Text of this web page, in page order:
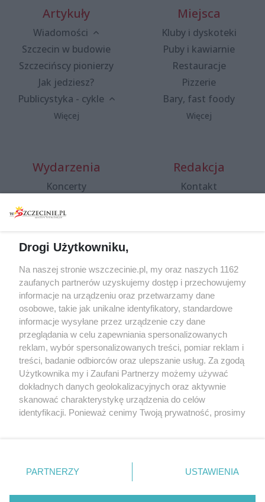
Artykuły
Wiadomości
Szczecin w budowie
Szczecińscy pionierzy
Jak jedziesz?
Publicystyka - cykle
Więcej
Miejsca
Kluby i dyskoteki
Puby i kawiarnie
Restauracje
Pizzerie
Bary, fast foody
Więcej
Wydarzenia
Koncerty
Spacery i oprowadzania
targi
Wernisaże
Więcej
Redakcja
Kontakt
Specjalny koncert z okazji
20. urodzin portalu
wSzczecinie.pl
Regulamin konkursów
śniadaniówka "Hej
Szczecin! Jest piątek!"
Partnerzy
Praca Szczecin
© 2026 wSzczecinie.pl
Drogi Użytkowniku,
Na naszej stronie wszczecinie.pl, my oraz naszych 1162
zaufanych partnerów uzyskujemy dostęp i przechowujemy
informacje na urządzeniu oraz przetwarzamy dane
osobowe, takie jak unikalne identyfikatory, standardowe
informacje wysyłane przez urządzenie czy dane
przeglądania w celu zapewniania spersonalizowanych
reklam, wybór spersonalizowanych treści, pomiar reklam i
treści, badanie odbiorców oraz ulepszanie usług. Za zgodą
Użytkownika my i Zaufani Partnerzy możemy używać
dokładnych danych geolokalizacyjnych oraz aktywnie
skanować charakterystykę urządzenia do celów
identyfikacji. Ponieważ cenimy Twoją prywatność, prosimy
prywatności znajdujący się w lewym dolnym rogu strony
. Niektóre rodzaje przetwarzania danych nie wymagają
PARTNERZY USTAWIENIA